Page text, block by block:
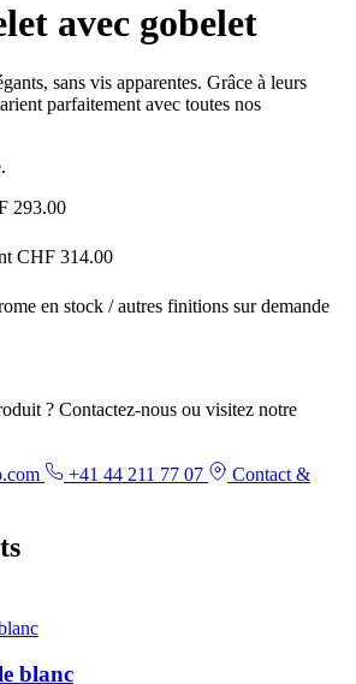
avec gobelet
sans vis apparentes. Grâce à leurs
parfaitement avec toutes nos
293.00
CHF 314.00
en stock / autres finitions sur demande
? Contactez-nous ou visitez notre
+41 44 211 77 07
Contact &
blanc